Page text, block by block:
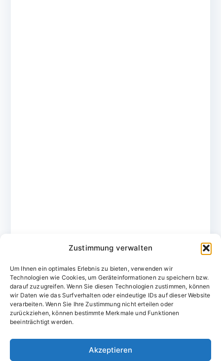
Zustimmung verwalten
Um Ihnen ein optimales Erlebnis zu bieten, verwenden wir
Technologien wie Cookies, um Geräteinformationen zu speichern bzw.
darauf zuzugreifen. Wenn Sie diesen Technologien zustimmen, können
wir Daten wie das Surfverhalten oder eindeutige IDs auf dieser Website
verarbeiten. Wenn Sie Ihre Zustimmung nicht erteilen oder
zurückziehen, können bestimmte Merkmale und Funktionen
beeinträchtigt werden.
Akzeptieren
Domainvergabestelle.de